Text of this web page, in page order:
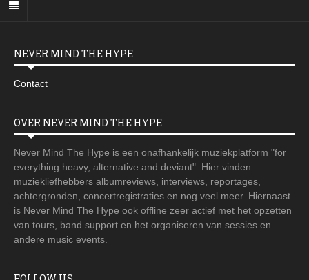
NEVER MIND THE HYPE
Contact
OVER NEVER MIND THE HYPE
Never Mind The Hype is een onafhankelijk muziekplatform "for
everything heavy, alternative and deviant". Hier vinden
muziekliefhebbers albumreviews, interviews, reportages,
achtergronden, concertregistraties en nog veel meer. Hiernaast
is Never Mind The Hype ook offline zeer actief met het opzetten
van tours, band support en het organiseren van sessies en
andere music events.